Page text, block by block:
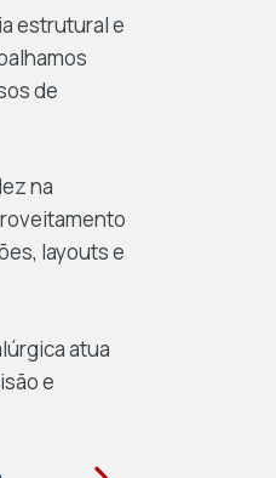
estrutural e
de
na
layouts e
atua
e